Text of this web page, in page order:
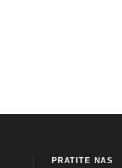
PRATITE NAS